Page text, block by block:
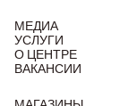
МЕДИА
УСЛУГИ
О ЦЕНТРЕ
ВАКАНСИИ